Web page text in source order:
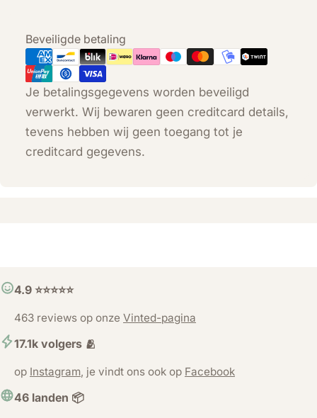
Beveiligde betaling
Betaalmethoden
Je betalingsgegevens worden beveiligd
verwerkt. Wij bewaren geen creditcard details,
tevens hebben wij geen toegang tot je
creditcard gegevens.
4.9 ⭐️⭐️⭐️⭐️⭐️
463 reviews op onze Vinted-pagina
17.1k volgers 🫂
op Instagram, je vindt ons ook op Facebook
46 landen 📦